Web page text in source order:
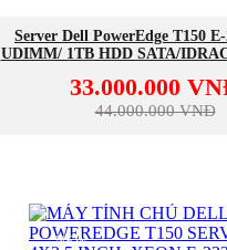
Server Dell PowerEdge T150
UDIMM/ 1TB HDD SATA/
33.000.000
44.000.000 VNĐ
NEW